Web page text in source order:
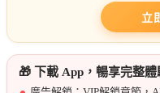
立
🎁 下載 App，暢享完整體